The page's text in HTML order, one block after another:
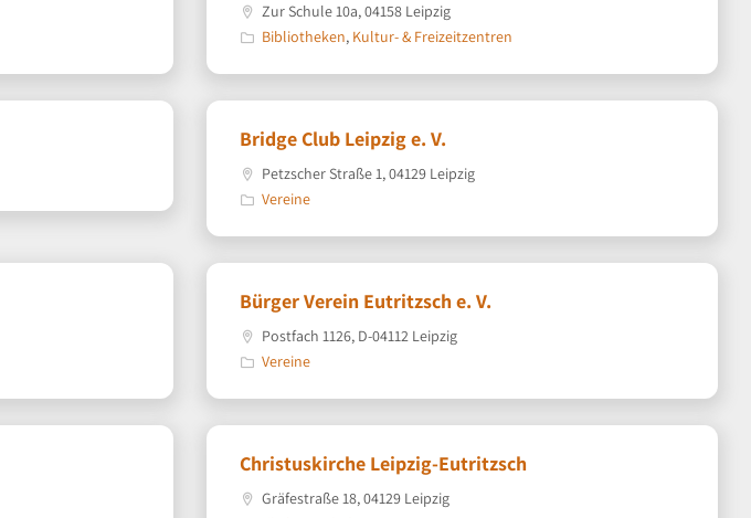
Zur Schule 10a, 04158 Leipzig
Bibliotheken, Kultur- & Freizeitzentren
Bridge Club Leipzig e. V.
Petzscher Straße 1, 04129 Leipzig
Vereine
Bürger Verein Eutritzsch e. V.
Postfach 1126, D-04112 Leipzig
Vereine
Christuskirche Leipzig-Eutritzsch
Gräfestraße 18, 04129 Leipzig